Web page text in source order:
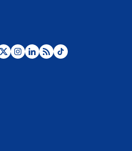
Desde dermatitis hasta infecciones: